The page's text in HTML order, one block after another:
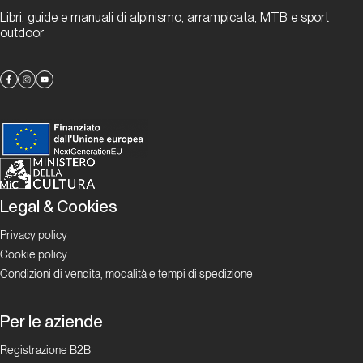
La
bizzarra
dry
tooling
Unconventional
climbers
Su e giù
per le
inscalabili
Personaggi
Exploit
Libri, guide e manuali di alpinismo, arrampicata, MTB e sport
outdoor
Legal & Cookies
Privacy policy
Cookie policy
Condizioni di vendita, modalità e tempi di spedizione
Per le aziende
Registrazione B2B